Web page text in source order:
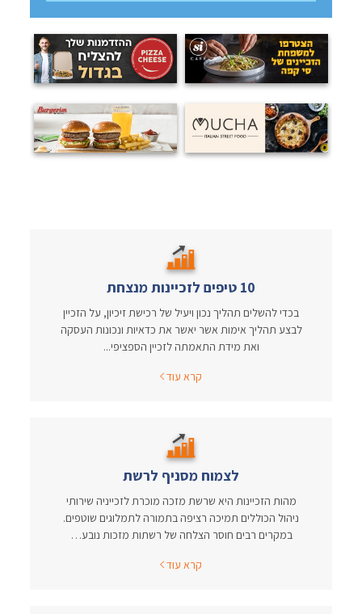
10 טיפים לזכיינות מנצחת
בכדי להשלים תהליך נכון ויעיל של רכישת זיכיון, על הזכיין
לבצע תהליך אימות אשר יאשר את כדאיות ונכונות העסקה
ואת מידת התאמתה לזכיין הספציפי...
קרא עוד
לצמוח מסניף לרשת
מהות הזכיינות היא שרשת מזכה מוכרת לזכייניה שירותי
ניהול הכוללים תמיכה רציפה בתמורה לתמלוגים שוטפים.
במקרים רבים חוסר הצלחה של רשתות מזכות נובע…
קרא עוד